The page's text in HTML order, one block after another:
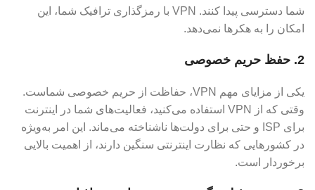
شما دسترسی پیدا کنند. VPN با رمزگذاری ترافیک شما، این
امکان را به هکرها نمی‌دهد.
2. حفظ حریم خصوصی
یکی از مزایای مهم VPN، حفاظت از حریم خصوصی شماست.
وقتی که از VPN استفاده می‌کنید، فعالیت‌های شما در اینترنت
برای ISP و حتی برای دولت‌ها ناشناخته می‌ماند. این امر به‌ویژه
در کشورهایی که نظارت اینترنتی سنگین دارند، از اهمیت بالایی
برخوردار است.